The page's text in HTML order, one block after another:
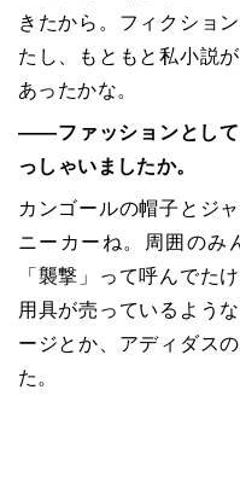
きたから。フィクショ
たし、もともと私小説
あったかな。
――ファッションとして
っしゃいましたか。
カンゴールの帽子とジ
ニーカーね。周囲のみ
「襲撃」って呼んでた
用具が売っているよう
ージとか、アディダス
た。